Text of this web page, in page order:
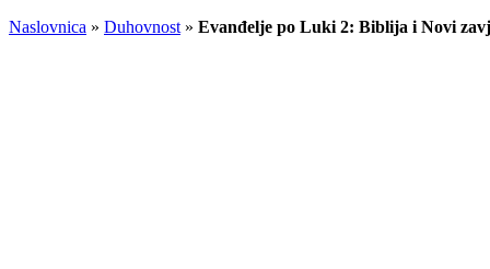
Naslovnica » Duhovnost » Evanđelje po Luki 2: Biblija i Novi